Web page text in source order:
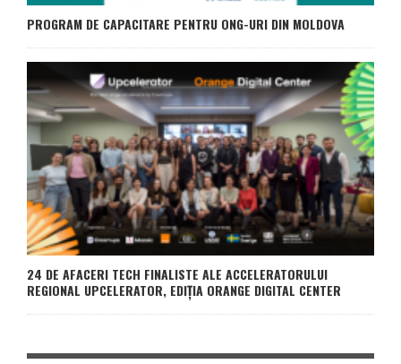
PROGRAM DE CAPACITARE PENTRU ONG-URI DIN MOLDOVA
24 DE AFACERI TECH FINALISTE ALE ACCELERATORULUI
REGIONAL UPCELERATOR, EDIȚIA ORANGE DIGITAL CENTER